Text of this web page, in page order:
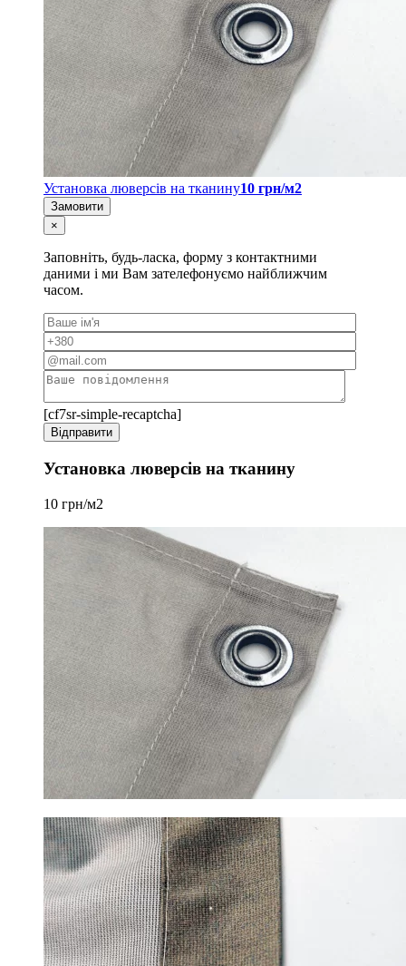
Установка люверсів на тканину10 грн/м2
Замовити
×
Заповніть, будь-ласка, форму з контактними
даними і ми Вам зателефонуємо найближчим
часом.
[cf7sr-simple-recaptcha]
Установка люверсів на тканину
10 грн/м2